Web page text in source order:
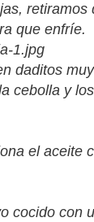
retiramos
que enfríe.
daditos
cebolla y
el aceite
cocido con